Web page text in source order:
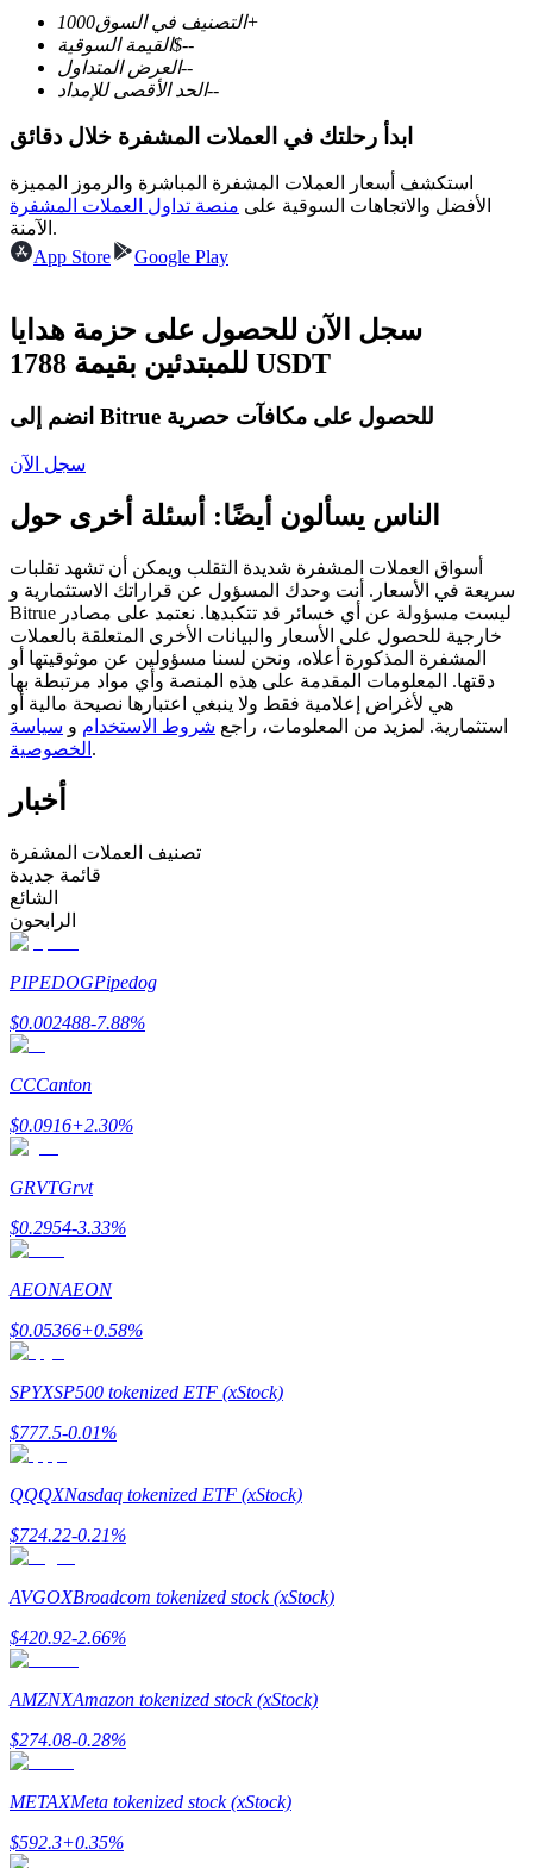
مشتقات الأسهم والعملات الأجنبية والمعادن الثمينة والسلع
العقود الآجلة USDC
العقود الآجلة باستخدام USDC كضمان
نسخ التداول
انضم إلى أفضل المتداولين
كن متداول نسخ
استمتع بتقاسم الأرباح وعمولات نسخ التداول
معلومة
مرشد
التصنيف في السوق1000+
القيمة السوقية$--
العرض المتداول--
الحد الأقصى للإمداد--
ابدأ رحلتك في العملات المشفرة خلال دقائق
استكشف أسعار العملات المشفرة المباشرة والرموز المميزة
الأفضل والاتجاهات السوقية على منصة تداول العملات المشفرة
الآمنة.
App Store
Google Play
سجل الآن للحصول على حزمة هدايا
للمبتدئين بقيمة 1788 USDT
انضم إلى Bitrue للحصول على مكافآت حصرية
سجل الآن
الناس يسألون أيضًا: أسئلة أخرى حول
أسواق العملات المشفرة شديدة التقلب ويمكن أن تشهد تقلبات
سريعة في الأسعار. أنت وحدك المسؤول عن قراراتك الاستثمارية و
Bitrue ليست مسؤولة عن أي خسائر قد تتكبدها. نعتمد على مصادر
خارجية للحصول على الأسعار والبيانات الأخرى المتعلقة بالعملات
المشفرة المذكورة أعلاه، ونحن لسنا مسؤولين عن موثوقيتها أو
دقتها. المعلومات المقدمة على هذه المنصة وأي مواد مرتبطة بها
هي لأغراض إعلامية فقط ولا ينبغي اعتبارها نصيحة مالية أو
استثمارية. لمزيد من المعلومات، راجع شروط الاستخدام و سياسة
الخصوصية .
أخبار
تصنيف العملات المشفرة
قائمة جديدة
الشائع
الرابحون
PIPEDOGPipedog
$0.002488-7.88%
CCCanton
$0.0916+2.30%
GRVTGrvt
$0.2954-3.33%
AEONAEON
$0.05366+0.58%
SPYXSP500 tokenized ETF (xStock)
$777.5-0.01%
QQQXNasdaq tokenized ETF (xStock)
$724.22-0.21%
AVGOXBroadcom tokenized stock (xStock)
$420.92-2.66%
AMZNXAmazon tokenized stock (xStock)
$274.08-0.28%
METAXMeta tokenized stock (xStock)
$592.3+0.35%